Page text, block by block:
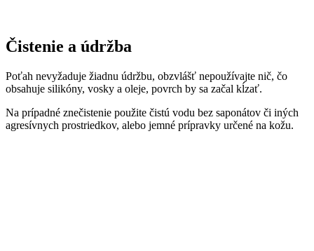
Čistenie a údržba
Poťah nevyžaduje žiadnu údržbu, obzvlášť nepoužívajte nič, čo
obsahuje silikóny, vosky a oleje, povrch by sa začal kĺzať.
Na prípadné znečistenie použite čistú vodu bez saponátov či iných
agresívnych prostriedkov, alebo jemné prípravky určené na kožu.